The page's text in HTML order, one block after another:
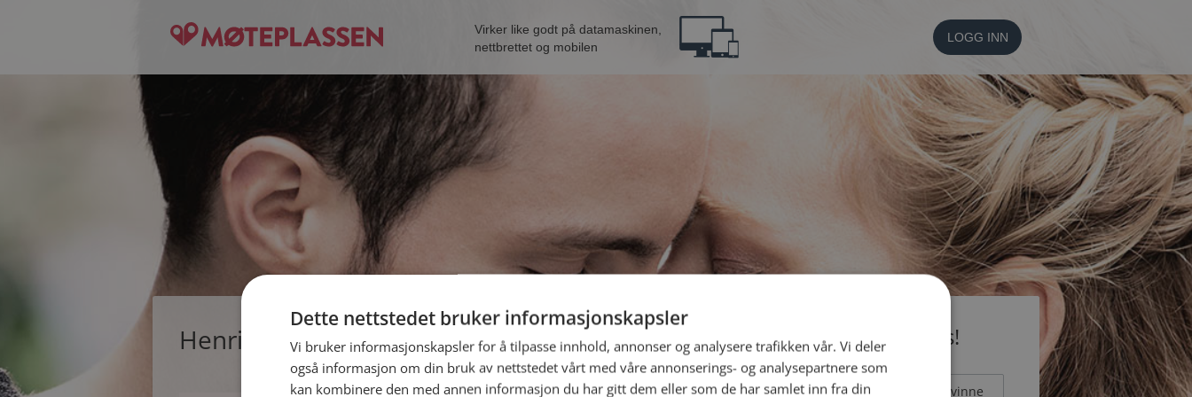
Virker like godt på datamaskinen,
nettbrettet og mobilen
LOGG INN
Henrik, single mann fra Tønsberg Bli medlem gratis!
Jeg er en: Mann Kvinne
Dette nettstedet bruker informasjonskapsler
Vi bruker informasjonskapsler for å tilpasse innhold, annonser og analysere trafikken vår. Vi deler
også informasjon om din bruk av nettstedet vårt med våre annonserings- og analysepartnere som
kan kombinere den med annen informasjon du har gitt dem eller som de har samlet inn fra din